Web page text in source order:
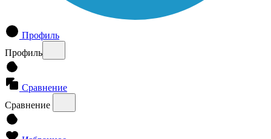
Профиль
Профиль
Сравнение
Сравнение